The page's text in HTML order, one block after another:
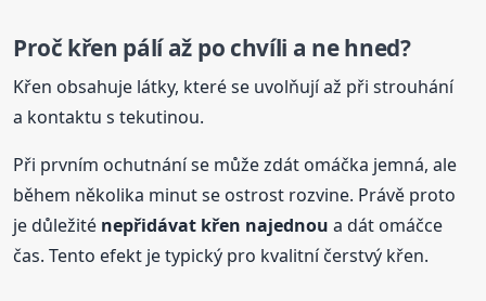
Proč křen pálí až po chvíli a ne hned?
Křen obsahuje látky, které se uvolňují až při strouhání
a kontaktu s tekutinou.
Při prvním ochutnání se může zdát omáčka jemná, ale
během několika minut se ostrost rozvine. Právě proto
je důležité nepřidávat křen najednou a dát omáčce
čas. Tento efekt je typický pro kvalitní čerstvý křen.